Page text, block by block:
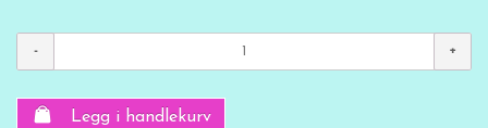
Legg i handlekurv